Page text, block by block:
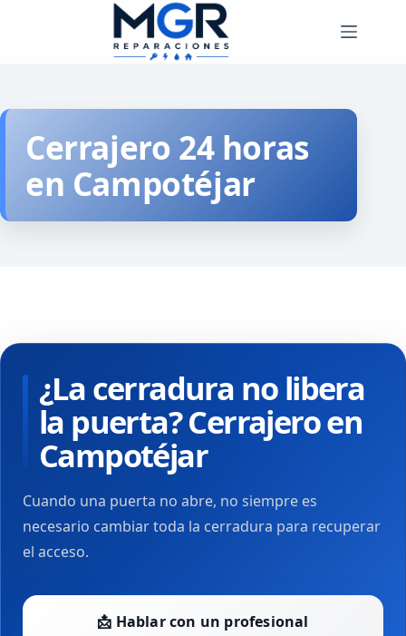
Cerrajero 24 horas
en Campotéjar
¿La cerradura no libera
la puerta? Cerrajero en
Campotéjar
Cuando una puerta no abre, no siempre es
necesario cambiar toda la cerradura para recuperar
el acceso.
📩 Hablar con un profesional